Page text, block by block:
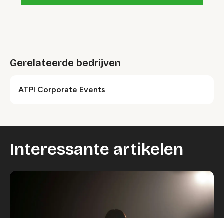
Gerelateerde bedrijven
ATPI Corporate Events
Interessante artikelen